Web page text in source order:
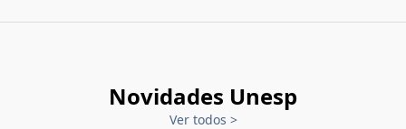
Novidades Unesp
Ver todos >